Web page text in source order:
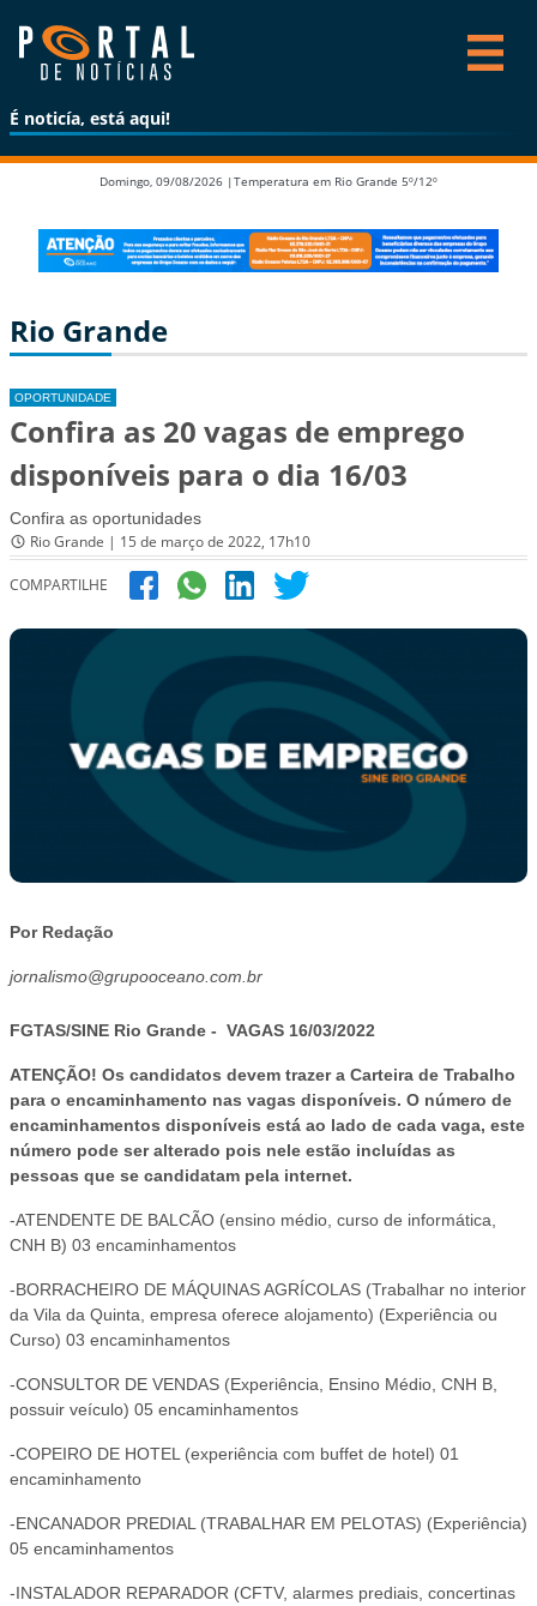
É noticía, está aqui!
Domingo, 09/08/2026 | Temperatura em Rio Grande 5º/12º
Rio Grande
OPORTUNIDADE
Confira as 20 vagas de emprego
disponíveis para o dia 16/03
Confira as oportunidades
Rio Grande | 15 de março de 2022, 17h10
COMPARTILHE
Por Redação
jornalismo@grupooceano.com.br
FGTAS/SINE Rio Grande - VAGAS 16/03/2022
ATENÇÃO! Os candidatos devem trazer a Carteira de Trabalho
para o encaminhamento nas vagas disponíveis. O número de
encaminhamentos disponíveis está ao lado de cada vaga, este
número pode ser alterado pois nele estão incluídas as
pessoas que se candidatam pela internet.
-ATENDENTE DE BALCÃO (ensino médio, curso de informática,
CNH B) 03 encaminhamentos
-BORRACHEIRO DE MÁQUINAS AGRÍCOLAS (Trabalhar no interior
da Vila da Quinta, empresa oferece alojamento) (Experiência ou
Curso) 03 encaminhamentos
-CONSULTOR DE VENDAS (Experiência, Ensino Médio, CNH B,
possuir veículo) 05 encaminhamentos
-COPEIRO DE HOTEL (experiência com buffet de hotel) 01
encaminhamento
-ENCANADOR PREDIAL (TRABALHAR EM PELOTAS) (Experiência)
05 encaminhamentos
-INSTALADOR REPARADOR (CFTV, alarmes prediais, concertinas